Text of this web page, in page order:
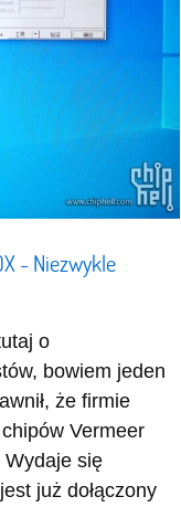
- Niezwykle
o
bowiem jeden
że firmie
Vermeer
Wydaje się
już dołączony